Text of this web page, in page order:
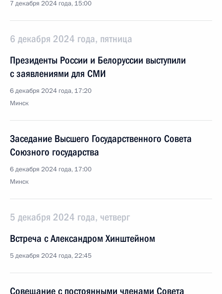
7 декабря 2024 года, 15:00
6 декабря 2024 года, пятница
Президенты России и Белоруссии выступили
с заявлениями для СМИ
6 декабря 2024 года, 17:20
Минск
Заседание Высшего Государственного Совета
Союзного государства
6 декабря 2024 года, 17:00
Минск
5 декабря 2024 года, четверг
Встреча с Александром Хинштейном
5 декабря 2024 года, 22:45
Совещание с постоянными членами Совета